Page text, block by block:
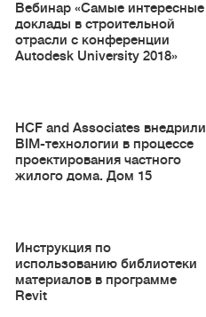
Вебинар «Самые интересные
доклады в строительной
отрасли с конференции
Autodesk University 2018»
HCF and Associates внедрили
BIM-технологии в процессе
проектирования частного
жилого дома. Дом 15
Инструкция по
использованию библиотеки
материалов в программе
Revit